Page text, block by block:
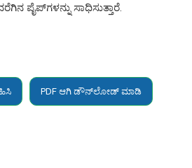
ಪೈಪ್‌ಗಳನ್ನು ಸಾಧಿಸುತ್ತಾರೆ.
PDF ಆಗಿ ಡೌನ್‌ಲೋಡ್ ಮಾಡಿ